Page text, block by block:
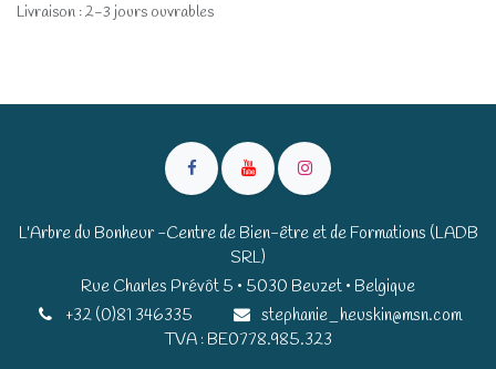
Livraison : 2-3 jours ouvrables
L'Arbre du Bonheur -Centre de Bien-être et de Formations (LADB
SRL)
Rue Charles Prévôt 5 • 5030 Beuzet • Belgique​​
+32 (0)81 346335
stephanie_heuskin@msn.com
TVA : BE0778.985.323